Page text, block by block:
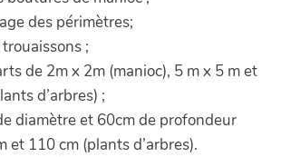
des périmètres;
;
de 2m x 2m (manioc), 5 m x 5 m et
d’arbres) ;
diamètre et 60cm de profondeur
et 110 cm (plants d’arbres).